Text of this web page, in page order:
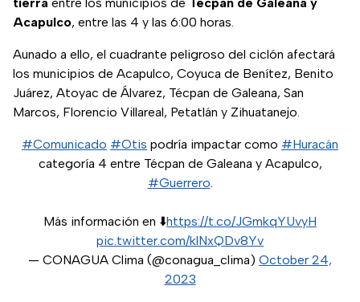
Acapulco, entre las 4 y las 6:00 horas.
Aunado a ello, el cuadrante peligroso del ciclón afectará
los municipios de Acapulco, Coyuca de Benítez, Benito
Juárez, Atoyac de Álvarez, Técpan de Galeana, San
Marcos, Florencio Villareal, Petatlán y Zihuatanejo.
#Comunicado #Otis podría impactar como #Huracán
categoría 4 entre Técpan de Galeana y Acapulco,
#Guerrero.
Más información en ⬇️https://t.co/JGmkqYUvyH
pic.twitter.com/klNxQDv8Yv
— CONAGUA Clima (@conagua_clima) October 24,
2023